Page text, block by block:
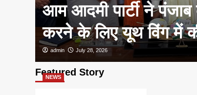
आम आदमी पार्टी ने
करने के लिए यूथ विंग में
admin July 28, 2026
Featured Story
NEWS